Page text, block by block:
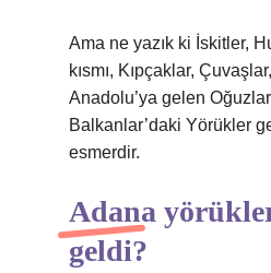
Ama ne yazık ki İskitler,
kısmı, Kıpçaklar,
Anadolu’ya gelen
Balkanlar’daki Yörükler
esmerdir.
Adana
geldi?